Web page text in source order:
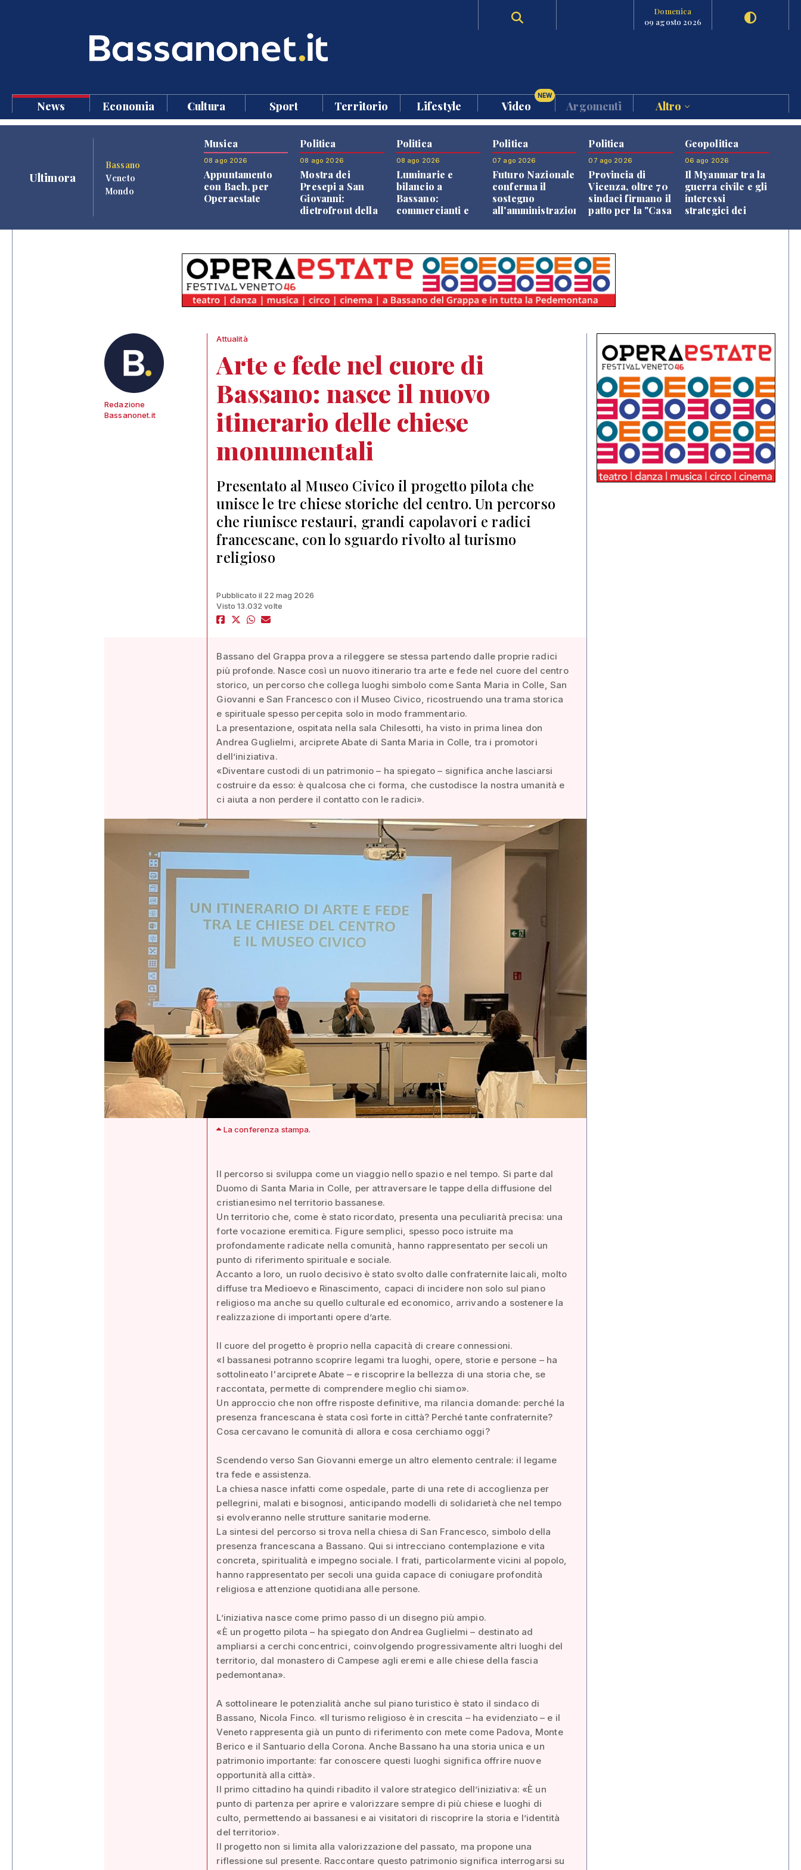
Domenica
09 agosto 2026
News Economia Cultura Sport Territorio Lifestyle Video
NEW
Argomenti Altro
Ultimora
Bassano
Veneto
Mondo
Musica
08 ago 2026
Appuntamento
con Bach, per
Operaestate
Politica
08 ago 2026
Mostra dei
Presepi a San
Giovanni:
dietrofront della
Politica
08 ago 2026
Luminarie e
bilancio a
Bassano:
commercianti e
Politica
07 ago 2026
Futuro Nazionale
conferma il
sostegno
all'amministrazione
Politica
07 ago 2026
Provincia di
Vicenza, oltre 70
sindaci firmano il
patto per la "Casa
Geopolitica
06 ago 2026
Il Myanmar tra la
guerra civile e gli
interessi
strategici dei
Redazione
Bassanonet.it
Attualità
Arte e fede nel cuore di
Bassano: nasce il nuovo
itinerario delle chiese
monumentali
Presentato al Museo Civico il progetto pilota che
unisce le tre chiese storiche del centro. Un percorso
che riunisce restauri, grandi capolavori e radici
francescane, con lo sguardo rivolto al turismo
religioso
Pubblicato il 22 mag 2026
Visto 13.032 volte
Bassano del Grappa prova a rileggere se stessa partendo dalle proprie radici
più profonde. Nasce così un nuovo itinerario tra arte e fede nel cuore del centro
storico, un percorso che collega luoghi simbolo come Santa Maria in Colle, San
Giovanni e San Francesco con il Museo Civico, ricostruendo una trama storica
e spirituale spesso percepita solo in modo frammentario.
La presentazione, ospitata nella sala Chilesotti, ha visto in prima linea don
Andrea Guglielmi, arciprete Abate di Santa Maria in Colle, tra i promotori
dell’iniziativa.
«Diventare custodi di un patrimonio – ha spiegato – significa anche lasciarsi
costruire da esso: è qualcosa che ci forma, che custodisce la nostra umanità e
ci aiuta a non perdere il contatto con le radici».
La conferenza stampa.
Il percorso si sviluppa come un viaggio nello spazio e nel tempo. Si parte dal
Duomo di Santa Maria in Colle, per attraversare le tappe della diffusione del
cristianesimo nel territorio bassanese.
Un territorio che, come è stato ricordato, presenta una peculiarità precisa: una
forte vocazione eremitica. Figure semplici, spesso poco istruite ma
profondamente radicate nella comunità, hanno rappresentato per secoli un
punto di riferimento spirituale e sociale.
Accanto a loro, un ruolo decisivo è stato svolto dalle confraternite laicali, molto
diffuse tra Medioevo e Rinascimento, capaci di incidere non solo sul piano
religioso ma anche su quello culturale ed economico, arrivando a sostenere la
realizzazione di importanti opere d’arte.
Il cuore del progetto è proprio nella capacità di creare connessioni.
«I bassanesi potranno scoprire legami tra luoghi, opere, storie e persone – ha
sottolineato l'arciprete Abate – e riscoprire la bellezza di una storia che, se
raccontata, permette di comprendere meglio chi siamo».
Un approccio che non offre risposte definitive, ma rilancia domande: perché la
presenza francescana è stata così forte in città? Perché tante confraternite?
Cosa cercavano le comunità di allora e cosa cerchiamo oggi?
Scendendo verso San Giovanni emerge un altro elemento centrale: il legame
tra fede e assistenza.
La chiesa nasce infatti come ospedale, parte di una rete di accoglienza per
pellegrini, malati e bisognosi, anticipando modelli di solidarietà che nel tempo
si evolveranno nelle strutture sanitarie moderne.
La sintesi del percorso si trova nella chiesa di San Francesco, simbolo della
presenza francescana a Bassano. Qui si intrecciano contemplazione e vita
concreta, spiritualità e impegno sociale. I frati, particolarmente vicini al popolo,
hanno rappresentato per secoli una guida capace di coniugare profondità
religiosa e attenzione quotidiana alle persone.
L’iniziativa nasce come primo passo di un disegno più ampio.
«È un progetto pilota – ha spiegato don Andrea Guglielmi – destinato ad
ampliarsi a cerchi concentrici, coinvolgendo progressivamente altri luoghi del
territorio, dal monastero di Campese agli eremi e alle chiese della fascia
pedemontana».
A sottolineare le potenzialità anche sul piano turistico è stato il sindaco di
Bassano, Nicola Finco. «Il turismo religioso è in crescita – ha evidenziato – e il
Veneto rappresenta già un punto di riferimento con mete come Padova, Monte
Berico e il Santuario della Corona. Anche Bassano ha una storia unica e un
patrimonio importante: far conoscere questi luoghi significa offrire nuove
opportunità alla città».
Il primo cittadino ha quindi ribadito il valore strategico dell’iniziativa: «È un
punto di partenza per aprire e valorizzare sempre di più chiese e luoghi di
culto, permettendo ai bassanesi e ai visitatori di riscoprire la storia e l’identità
del territorio».
Il progetto non si limita alla valorizzazione del passato, ma propone una
riflessione sul presente. Raccontare questo patrimonio significa interrogarsi su